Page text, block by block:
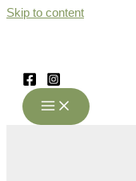
Skip to content